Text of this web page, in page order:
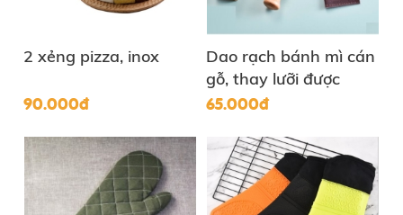
2 xẻng pizza, inox
90.000đ
Dao rạch bánh mì cán
gỗ, thay lưỡi được
65.000đ